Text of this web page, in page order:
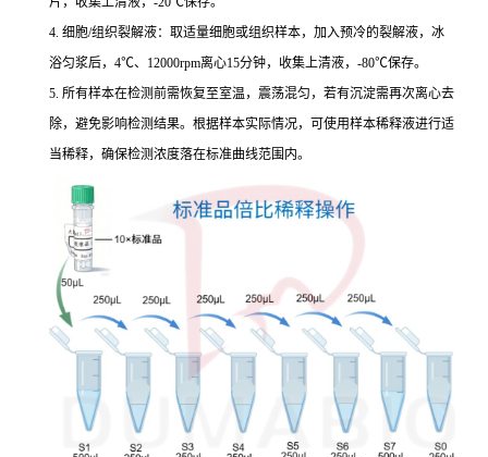
4. 细胞/组织裂解液：取适量细胞或组织样本，加入预冷的裂解液，冰
浴匀浆后，4℃、12000rpm离心15分钟，收集上清液，-80℃保存。
5. 所有样本在检测前需恢复至室温，震荡混匀，若有沉淀需再次离心去
除，避免影响检测结果。根据样本实际情况，可使用样本稀释液进行适
当稀释，确保检测浓度落在标准曲线范围内。